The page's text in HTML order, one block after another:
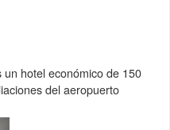
hotel económico de 150
del aeropuerto